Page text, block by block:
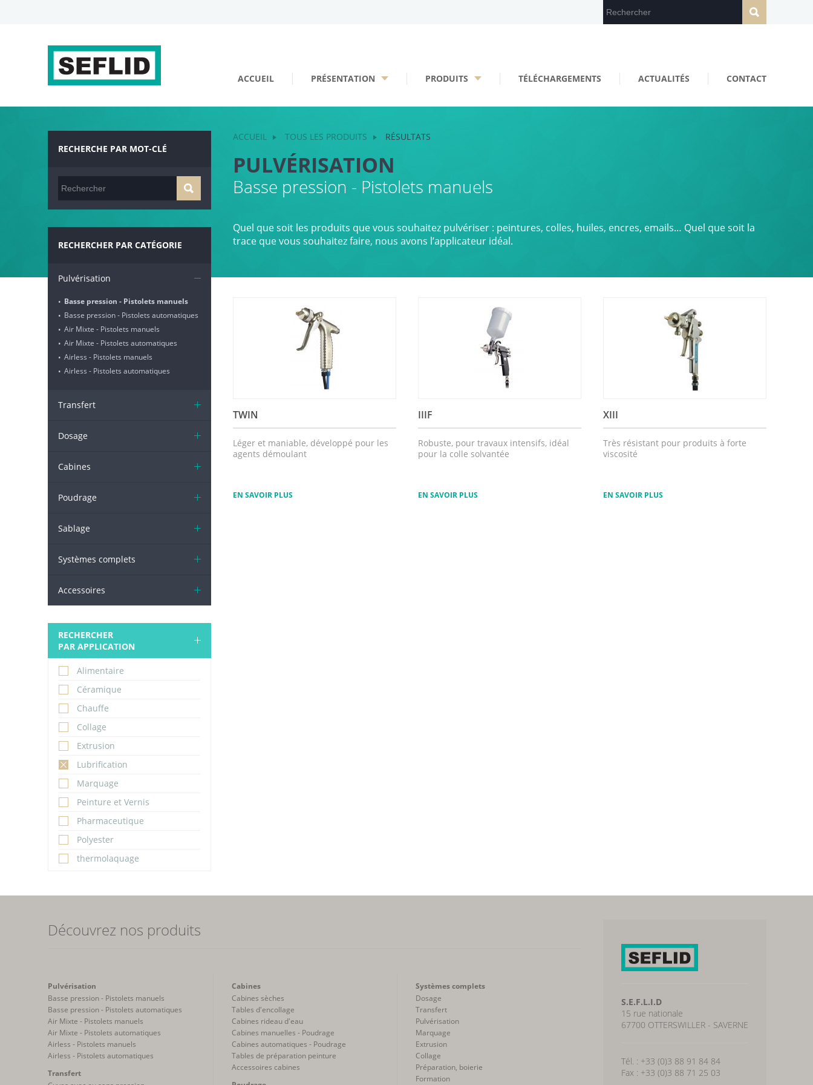
ACCUEIL PRÉSENTATION PRODUITS TÉLÉCHARGEMENTS ACTUALITÉS CONTACT
RECHERCHE PAR MOT-CLÉ
RECHERCHER PAR CATÉGORIE
Pulvérisation
• Basse pression - Pistolets manuels
• Basse pression - Pistolets automatiques
•Air Mixte - Pistolets manuels
•Air Mixte - Pistolets automatiques
•Airless - Pistolets manuels
•Airless - Pistolets automatiques
Transfert
Dosage
Cabines
Poudrage
Sablage
Systèmes complets
Accessoires
RECHERCHER
PAR APPLICATION
Alimentaire
Céramique
Chauffe
Collage
Extrusion
Lubrification
Marquage
Peinture et Vernis
Pharmaceutique
Polyester
thermolaquage
ACCUEIL TOUS LES PRODUITS RÉSULTATS
PULVÉRISATION
Basse pression - Pistolets manuels
Quel que soit les produits que vous souhaitez pulvériser : peintures, colles, huiles, encres, emails… Quel que soit la
trace que vous souhaitez faire, nous avons l’applicateur idéal.
TWIN
Léger et maniable, développé pour les
agents démoulant
EN SAVOIR PLUS
IIIF
Robuste, pour travaux intensifs, idéal
pour la colle solvantée
EN SAVOIR PLUS
XIII
Très résistant pour produits à forte
viscosité
EN SAVOIR PLUS
Découvrez nos produits
Pulvérisation
Basse pression - Pistolets manuels
Basse pression - Pistolets automatiques
Air Mixte - Pistolets manuels
Air Mixte - Pistolets automatiques
Airless - Pistolets manuels
Airless - Pistolets automatiques
Transfert
Cabines
Cabines sèches
Tables d'encollage
Cabines rideau d'eau
Cabines manuelles - Poudrage
Cabines automatiques - Poudrage
Tables de préparation peinture
Accessoires cabines
Systèmes complets
Dosage
Transfert
Pulvérisation
Marquage
Extrusion
Collage
Préparation, boierie
Formation
S.E.F.L.I.D
15 rue nationale
67700 OTTERSWILLER - SAVERNE
Tél. : +33 (0)3 88 91 84 84
Fax : +33 (0)3 88 71 25 03